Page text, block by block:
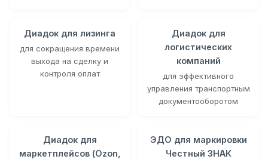
Диадок для лизинга
для сокращения времени
выхода на сделку и
контроля оплат
Диадок для
логистических
компаний
для эффективного
управления транспортным
документооборотом
Диадок для
маркетплейсов (Ozon,
ЭДО для маркировки
Честный ЗНАК